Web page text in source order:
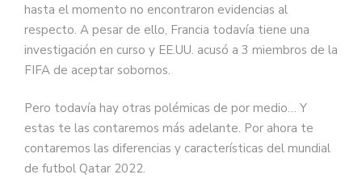
hasta el momento no encontraron evidencias al
respecto. A pesar de ello, Francia todavía tiene una
investigación en curso y EE.UU. acusó a 3 miembros de la
FIFA de aceptar sobornos.
Pero todavía hay otras polémicas de por medio… Y
estas te las contaremos más adelante. Por ahora te
contaremos las diferencias y características del mundial
de futbol Qatar 2022.